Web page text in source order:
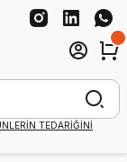
TEDARİĞİNİ